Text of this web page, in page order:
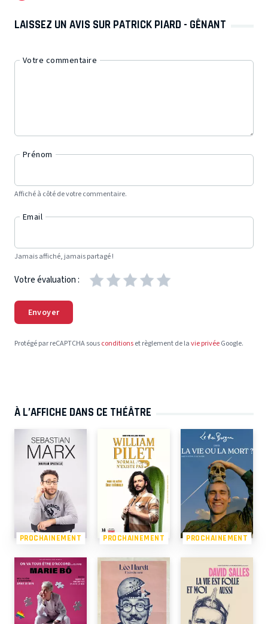
LAISSEZ UN AVIS SUR PATRICK PIARD - GÊNANT
Votre commentaire
Prénom
Affiché à côté de votre commentaire.
Email
Jamais affiché, jamais partagé !
Votre évaluation :
Envoyer
Protégé par reCAPTCHA sousconditionset règlement de lavie privéeGoogle.
À L’AFFICHE DANS CE THÉÂTRE
PROCHAINEMENT PROCHAINEMENT PROCHAINEMENT